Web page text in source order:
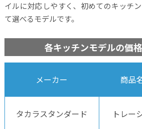
イルに対応しやすく、初めてのキッチ
て選べるモデルです。
各キッチンモデルの価
メーカー 商品
タカラスタンダード トレー